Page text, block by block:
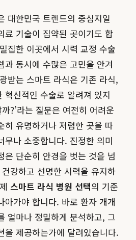
대한민국 트렌드의 중심지일
료 기술이 집약된 곳이기도 합
집한 이곳에서 시력 교정 수술
과 동시에 수많은 고민을 안겨
받는 스마트 라식은 기존 라식,
혁신적인 수술로 알려져 있지
?’라는 질문은 여전히 어려운
히 유명하거나 저렴한 곳을 따
무나 소중합니다. 진정한 의미
은 단순히 안경을 벗는 것을 넘
강하고 선명한 시력을 유지하
스마트 라식 병원 선택의 기준
아가야 합니다. 바로 환자 개개
얼마나 정밀하게 분석하고, 그
을 제공하는가에 달려있습니다.